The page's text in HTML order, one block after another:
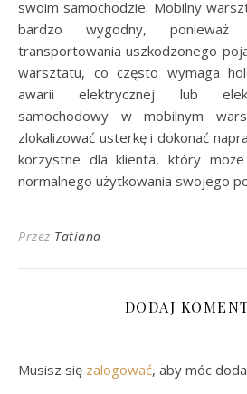
swoim samochodzie. Mobilny
bardzo wygodny, ponieważ
transportowania uszkodzonego
warsztatu, co często wymaga
awarii elektrycznej lub
samochodowy w mobilnym
zlokalizować usterkę i dokonać
korzystne dla klienta, który
normalnego użytkowania swojego
Przez Tatiana
DODAJ
Musisz się zalogować, aby móc